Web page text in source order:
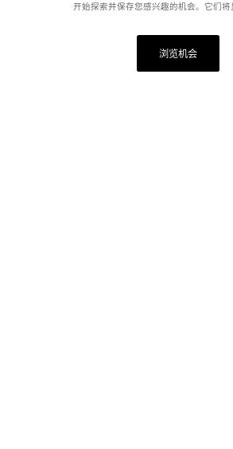
开始探索并保存您感兴趣的机会。它们将
浏览机会